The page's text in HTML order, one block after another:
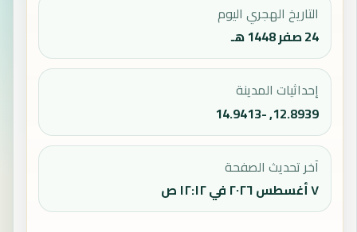
التاريخ الهجري اليوم
24 صفر 1448 هـ
إحداثيات المدينة
12.8939, -14.9413
آخر تحديث الصفحة
٧ أغسطس ٢٠٢٦ في ١٢:١٢ ص